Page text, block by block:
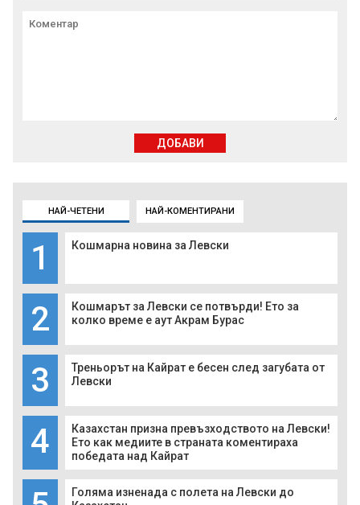
НАЙ-ЧЕТЕНИ НАЙ-КОМЕНТИРАНИ
1 Кошмарна новина за Левски
2
Кошмарът за Левски се потвърди! Ето за
колко време е аут Акрам Бурас
3
Треньорът на Кайрат е бесен след загубата от
Левски
4
Казахстан призна превъзходството на Левски!
Ето как медиите в страната коментираха
победата над Кайрат
Голяма изненада с полета на Левски до
ДОБАВИ